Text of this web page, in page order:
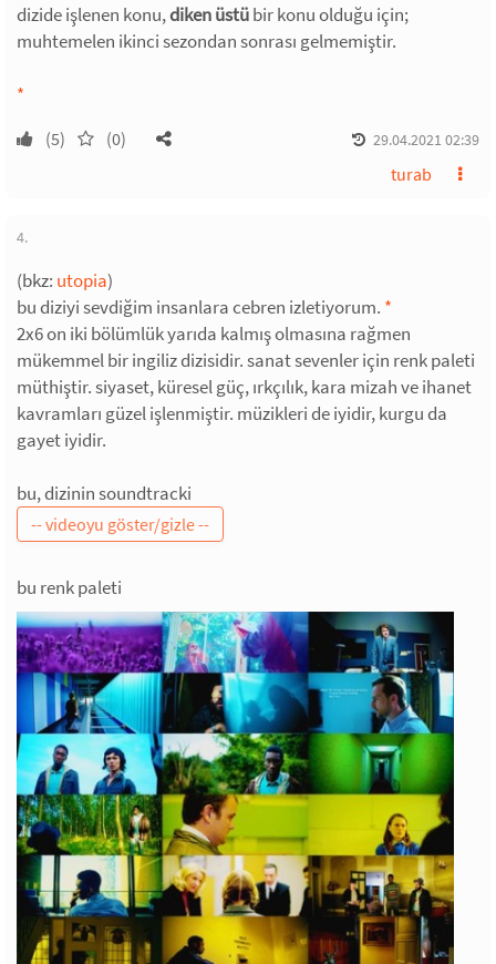
dizide işlenen konu,diken üstübir konu olduğu için;
muhtemelen ikinci sezondan sonrası gelmemiştir.
*
(5) (0) 29.04.2021 02:39
turab
4.
(bkz: utopia)
bu diziyi sevdiğim insanlara cebren izletiyorum. *
2x6 on iki bölümlük yarıda kalmış olmasına rağmen
mükemmel bir ingiliz dizisidir. sanat sevenler için renk paleti
müthiştir. siyaset, küresel güç, ırkçılık, kara mizah ve ihanet
kavramları güzel işlenmiştir. müzikleri de iyidir, kurgu da
gayet iyidir.
bu, dizinin soundtracki
bu renk paleti